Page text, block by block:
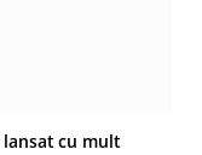
cu mult